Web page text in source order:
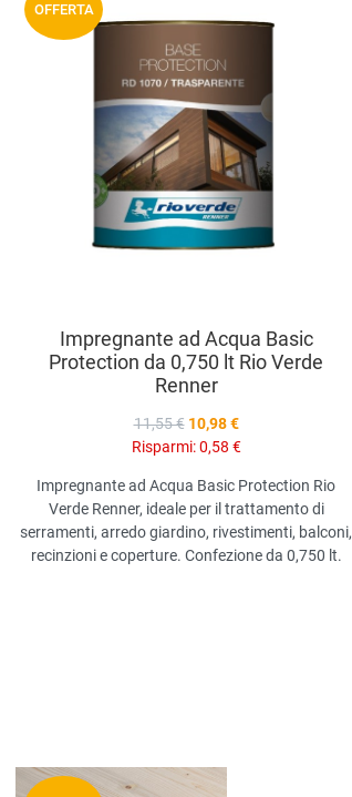
OFFERTA
Impregnante ad Acqua Basic
Protection da 0,750 lt Rio Verde
Renner
11,55 € 10,98 €
Risparmi:0,58 €
Impregnante ad Acqua Basic Protection Rio
Verde Renner, ideale per il trattamento di
serramenti, arredo giardino, rivestimenti, balconi,
recinzioni e coperture. Confezione da 0,750 lt.